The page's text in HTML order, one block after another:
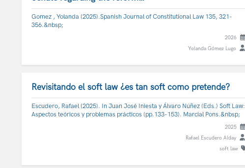
Gomez , Yolanda (2025).Spanish Journal of Constitutional Law 135, 321-
356.&nbsp;
2026
Yolanda Gómez Lugo
Revisitando el soft law ¿es tan soft como pretende?
Escudero, Rafael (2025). In Juan José Iniesta y Álvaro Núñez (Eds.) Soft Law:
Aspectos teóricos y problemas prácticos (pp.133-153). Marcial Pons.&nbsp;
2025
Rafael Escudero Alday
soft law